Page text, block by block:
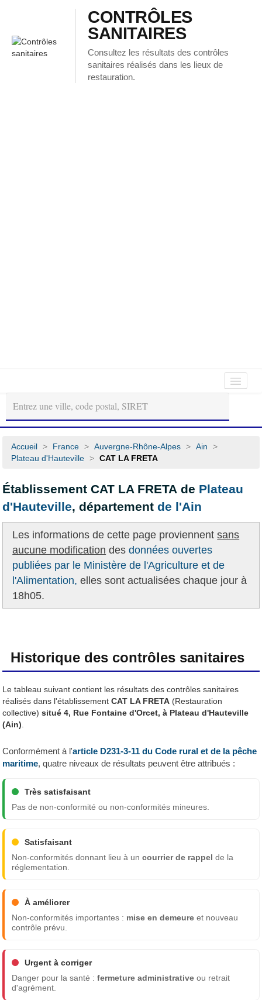
CONTRÔLES
SANITAIRES
Consultez les résultats des contrôles
sanitaires réalisés dans les lieux de
restauration.
Autour
de
moi
Régions
Accueil > France > Auvergne-Rhône-Alpes > Ain
>
Plateau d'Hauteville > CAT LA FRETA
Établissement CAT LA FRETA de Plateau
d'Hauteville, départementde l'Ain
Les informations de cette page proviennentsans
aucune modification desdonnées ouvertes
publiées par le Ministère de l'Agriculture et de
l'Alimentation, elles sont actualisées chaque jour à
18h05.
Historique des contrôles sanitaires
Le tableau suivant contient les résultats des contrôles sanitaires
réalisés dans l'établissementCAT LA FRETA (Restauration
collective) situé 4, Rue Fontaine d'Orcet, à Plateau d'Hauteville
(Ain)
Conformément à l'article D231-3-11 du Code rural et de la pêche
maritime, quatre niveaux de résultats peuvent être attribués :
Très satisfaisant
Pas de non-conformité ou non-conformités mineures.
Satisfaisant
Non-conformités donnant lieu à uncourrier de rappel de la
réglementation.
À améliorer
Non-conformités importantes : mise en demeure et nouveau
contrôle prévu.
Urgent à corriger
Danger pour la santé :fermeture administrative ou retrait
d'agrément.